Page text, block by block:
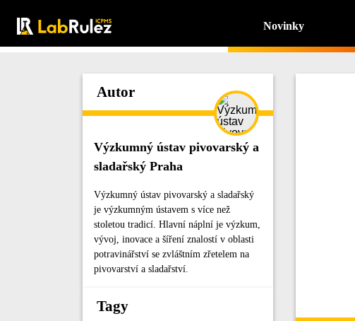
Novinky
Autor
Výzkumný ústav pivovarský a
sladařský Praha
Výzkumný ústav pivovarský a sladařský
je výzkumným ústavem s více než
stoletou tradicí. Hlavní náplní je výzkum,
vývoj, inovace a šíření znalostí v oblasti
potravinářství se zvláštním zřetelem na
pivovarství a sladařství.
Tagy